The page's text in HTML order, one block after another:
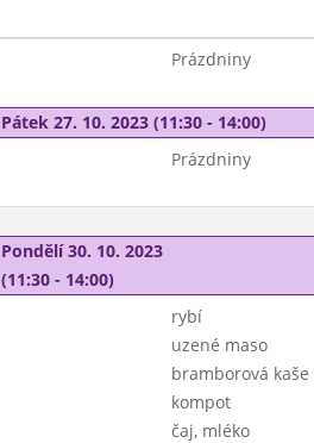
Prázdniny
Pátek 27. 10. 2023 (11:30 - 14:00)
Prázdniny
Pondělí 30. 10. 2023
(11:30 - 14:00)
rybí
uzené maso
bramborová kaše
kompot
čaj, mléko